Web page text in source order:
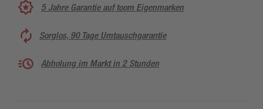
5 Jahre Garantie auf toom Eigenmarken
Sorglos, 90 Tage Umtauschgarantie
Abholung im Markt in 2 Stunden